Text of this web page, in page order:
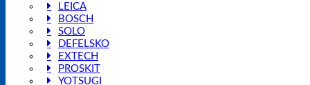
LEICA
BOSCH
SOLO
DEFELSKO
EXTECH
PROSKIT
YOTSUGI